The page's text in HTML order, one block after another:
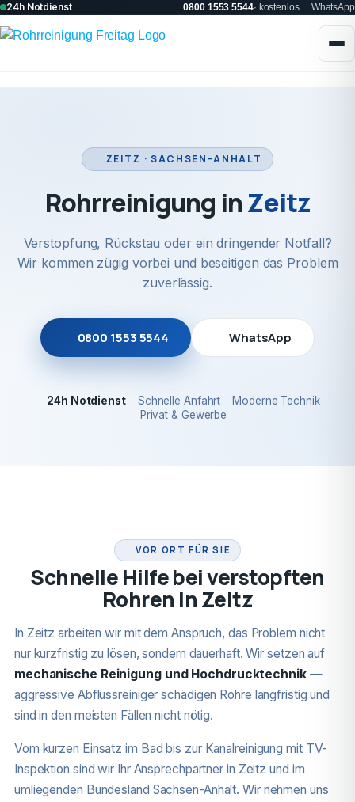
24h Notdienst 0800 1553 5544· kostenlos WhatsApp
ZEITZ · SACHSEN-ANHALT
Rohrreinigung inZeitz
Verstopfung, Rückstau oder ein dringender Notfall?
Wir kommen zügig vorbei und beseitigen das Problem
zuverlässig.
0800 1553 5544 WhatsApp
24h Notdienst Schnelle Anfahrt
Moderne Technik
Privat & Gewerbe
VOR ORT FÜR SIE
Schnelle Hilfe bei verstopften
Rohren in Zeitz
In Zeitz arbeiten wir mit dem Anspruch, das Problem nicht
nur kurzfristig zu lösen, sondern dauerhaft. Wir setzen auf
mechanische Reinigung und Hochdrucktechnik—
aggressive Abflussreiniger schädigen Rohre langfristig und
sind in den meisten Fällen nicht nötig.
Vom kurzen Einsatz im Bad bis zur Kanalreinigung mit TV-
Inspektion sind wir Ihr Ansprechpartner in Zeitz und im
umliegenden Bundesland Sachsen-Anhalt. Wir nehmen uns